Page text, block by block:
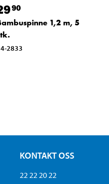
90
1,2 m, 5
2833
KONTAKT OSS
22 22 20 22